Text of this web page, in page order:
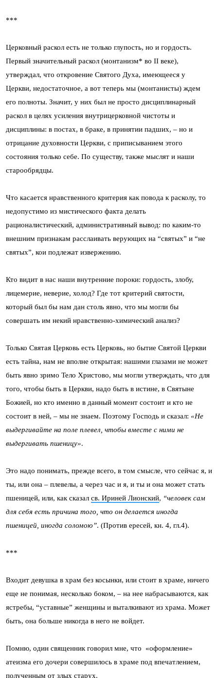
***
Церковный раскол есть не только глупость, но и гордость.
Первый значительный раскол (монтанизм* во II веке),
утверждал, что откровение Святого Духа, имеющееся у
Церкви, недостаточное, а вот теперь мы (монтанисты) ждем
его полноты. Значит, у них был не просто дисциплинарный
раскол в целях усиления внутрицерковной чистоты и
дисциплины: в постах, в браке, в принятии падших, – но и
отрицание духовности Церкви, с приписыванием этого
состояния только себе. По существу, также мыслят и наши
старообрядцы.
Что касается нравственного критерия как повода к расколу, то
недопустимо из мистического факта делать
рационалистический, административный вывод: по каким-то
внешним признакам расслаивать верующих на “святых” и “не
святых”, кои подлежат извержению.
Кто видит в нас наши внутренние пороки: гордость, злобу,
лицемерие, неверие, холод? Где тот критерий святости,
который был бы нам дан столь явно, что мы могли бы
совершать им некий нравственно-химический анализ?
Только Святая Церковь есть Церковь, но бытие Святой Церкви
есть тайна, нам не вполне открытая: нашими глазами не может
быть явно зримо Тело Христово, мы могли утверждать, что для
того, чтобы быть в Церкви, надо быть в истине, в Святыне
Божией, но кто именно в данный момент состоит и кто не
состоит в ней, – мы не знаем. Поэтому Господь и сказал: «Не
выдергивайте на поле плевел, чтобы вместе с ними не
выдергивать пшеницу».
Это надо понимать, прежде всего, в том смысле, что сейчас я, и
ты, или она – плевелы, а через час и я, и ты и она может стать
пшеницей, или, как сказал св. Ириней Лионский, “человек сам
для себя есть причина того, что он делается иногда
пшеницей, иногда соломою”. (Против ересей, кн. 4, гл.4).
***
Входит девушка в храм без косынки, или стоит в храме, ничего
еще не понимая, несколько боком, – на нее набрасываются, как
ястребы, “уставные” женщины и выталкивают из храма. Может
быть, она больше никогда в него не войдет.
Помню, один священник говорил мне, что «оформление»
атеизма его дочери совершилось в храме под впечатлением,
полученным от злых старух.